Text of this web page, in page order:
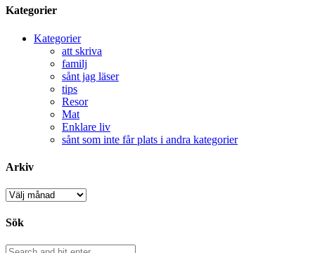
Kategorier
Kategorier
att skriva
familj
sånt jag läser
tips
Resor
Mat
Enklare liv
sånt som inte får plats i andra kategorier
Arkiv
Arkiv
Sök